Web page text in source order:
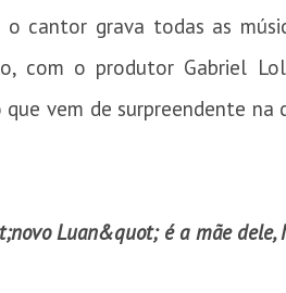
o cantor grava todas as
com o produtor Gabriel
vem de surpreendente
Luan&quot; é a mãe dele,